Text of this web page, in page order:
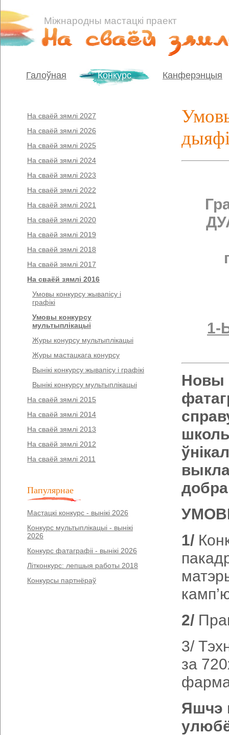
Міжнародны мастацкі праект
Галоўная Конкурс Канферэнцыя
На сваёй зямлі 2027
На сваёй зямлі 2026
На сваёй зямлі 2025
На сваёй зямлі 2024
На сваёй зямлі 2023
На сваёй зямлі 2022
На сваёй зямлі 2021
На сваёй зямлі 2020
На сваёй зямлі 2019
На сваёй зямлі 2018
На сваёй зямлі 2017
На сваёй зямлі 2016
Умовы конкурсу жывапісу і
графікі
Умовы конкурсу
мультыплікацыі
Журы конурсу мультыплікацыі
Журы мастацкага конурсу
Вынікі конкурсу жывапісу і графікі
Вынікі конкурсу мультыплікацыі
На сваёй зямлі 2015
На сваёй зямлі 2014
На сваёй зямлі 2013
На сваёй зямлі 2012
На сваёй зямлі 2011
Папулярнае
Мастацкі конкурс - вынікі 2026
Конкурс мультыплікацыі - вынікі
2026
Конкурс фатаграфіі - вынікі 2026
Літконкурс: лепшыя работы 2018
Конкурсы партнёраў
1-
Новы
1/
2/
3/
за
Яшчэ